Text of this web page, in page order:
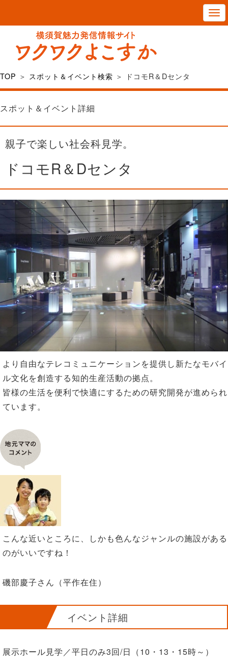
T
e
v
t
i
o
n
TOP ＞ スポット＆イベント検索 ＞ ドコモR＆Dセンタ
スポット＆イベント詳細
親子で楽しい社会科見学。
ドコモR＆Dセンタ
より自由なテレコミュニケーションを提供し新たなモバイ
ル文化を創造する知的生産活動の拠点。
皆様の生活を便利で快適にするための研究開発が進められ
ています。
こんな近いところに、しかも色んなジャンルの施設がある
のがいいですね！
磯部慶子さん（平作在住）
イベント詳細
展示ホール見学／平日のみ3回/日（10・13・15時～）